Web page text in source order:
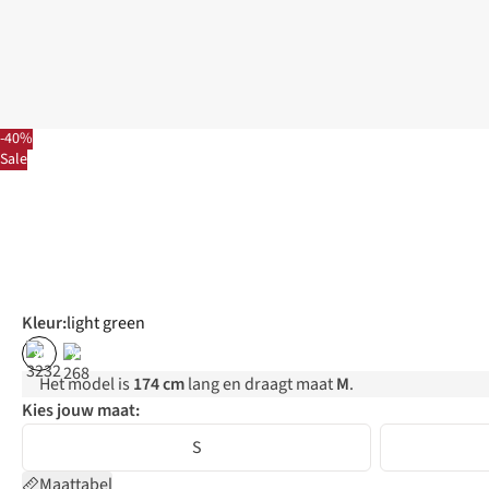
-40%
Sale
Kleur:light green
% %
Het model is 174 cmlang en draagt maatM.
Kies jouw maat:
S